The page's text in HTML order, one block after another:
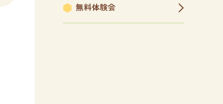
無料体験会